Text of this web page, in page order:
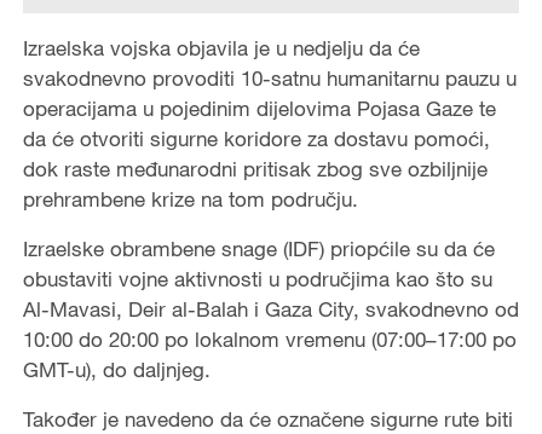
Izraelska vojska objavila je u nedjelju da će
svakodnevno provoditi 10-satnu humanitarnu pauzu u
operacijama u pojedinim dijelovima Pojasa Gaze te
da će otvoriti sigurne koridore za dostavu pomoći,
dok raste međunarodni pritisak zbog sve ozbiljnije
prehrambene krize na tom području.
Izraelske obrambene snage (IDF) priopćile su da će
obustaviti vojne aktivnosti u područjima kao što su
Al-Mavasi, Deir al-Balah i Gaza City, svakodnevno od
10:00 do 20:00 po lokalnom vremenu (07:00–17:00 po
GMT-u), do daljnjeg.
Također je navedeno da će označene sigurne rute biti